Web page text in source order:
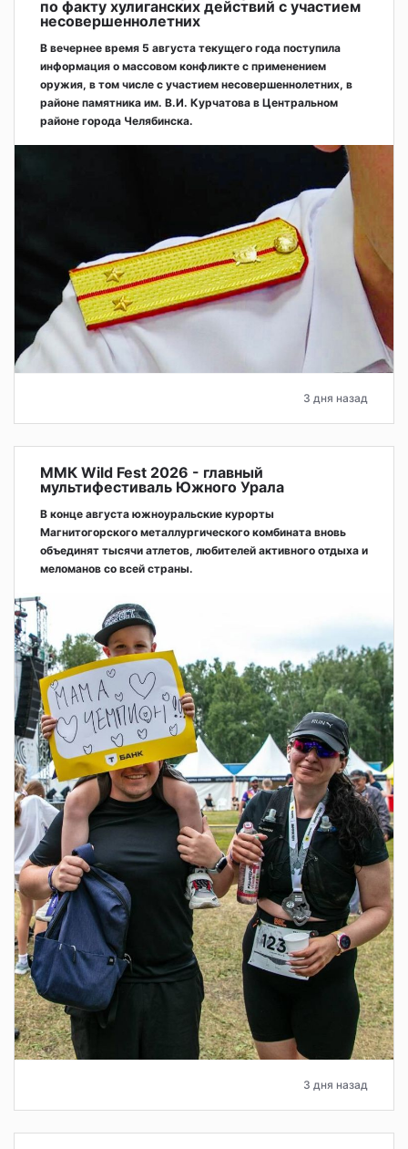
по факту хулиганских действий с участием
несовершеннолетних
В вечернее время 5 августа текущего года поступила
информация о массовом конфликте с применением
оружия, в том числе с участием несовершеннолетних, в
районе памятника им. В.И. Курчатова в Центральном
районе города Челябинска.
3 дня назад
ММК Wild Fest 2026 - главный
мультифестиваль Южного Урала
В конце августа южноуральские курорты
Магнитогорского металлургического комбината вновь
объединят тысячи атлетов, любителей активного отдыха и
меломанов со всей страны.
3 дня назад